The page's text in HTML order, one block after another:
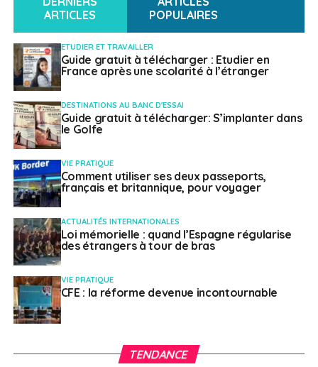
SUJETS ASSOCIÉS:
A SUIVRE
édition du Parlement des enfants
NE RATEZ PAS
La lettre du Sénateur Christophe-André Frassa,
Sénateur des Français établis hors de France
Français à l'étranger
ARTICLES
POPULAIRES
ETUDIER ET TRAVAILLER
Guide gratuit à télécharger : Etudier en
France après une scolarité à l’étranger
DESTINATIONS AU BANC D'ESSAI
Guide gratuit à télécharger: S’implanter dans
le Golfe
VIE PRATIQUE
Comment utiliser ses deux passeports,
français et britannique, pour voyager
ACTUALITÉS INTERNATIONALES
Loi mémorielle : quand l’Espagne régularise
des étrangers à tour de bras
VIE PRATIQUE
CFE : la réforme devenue incontournable
TENDANCE